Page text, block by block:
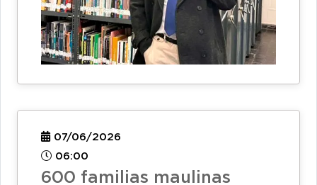
07/06/2026
06:00
600 familias maulinas